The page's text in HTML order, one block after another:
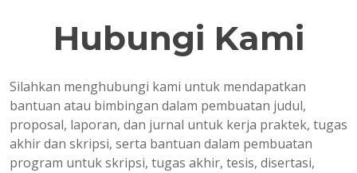
Hubungi Kami
Silahkan menghubungi kami untuk mendapatkan
bantuan atau bimbingan dalam pembuatan judul,
proposal, laporan, dan jurnal untuk kerja praktek, tugas
akhir dan skripsi, serta bantuan dalam pembuatan
program untuk skripsi, tugas akhir, tesis, disertasi,